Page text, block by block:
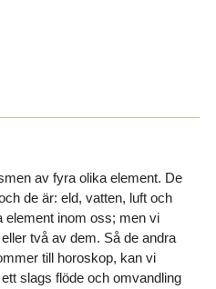
av fyra olika element. De
de är: eld, vatten, luft och
element inom oss; men vi
två av dem. Så de andra
till horoskop, kan vi
slags flöde och omvandling